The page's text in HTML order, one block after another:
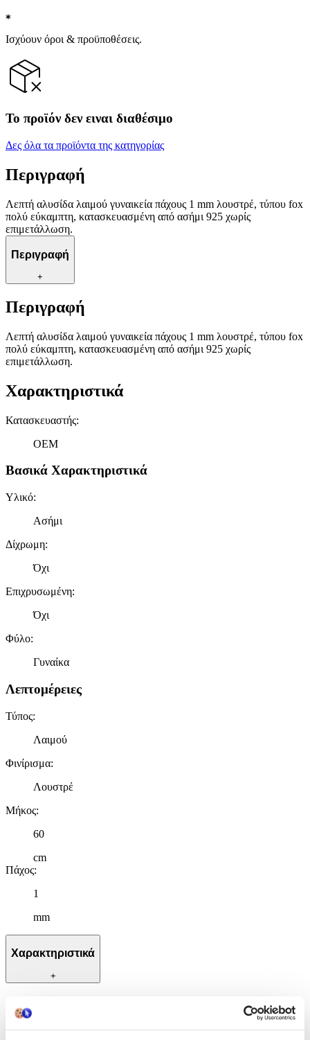
Ισχύουν όροι & προϋποθέσεις.
Το προϊόν δεν ειναι διαθέσιμο
Δες όλα τα προϊόντα της κατηγορίας
Περιγραφή
Λεπτή αλυσίδα λαιμού γυναικεία πάχους 1 mm λουστρέ, τύπου fox
πολύ εύκαμπτη, κατασκευασμένη από ασήμι 925 χωρίς
επιμετάλλωση.
Περιγραφή
+
Περιγραφή
Λεπτή αλυσίδα λαιμού γυναικεία πάχους 1 mm λουστρέ, τύπου fox
πολύ εύκαμπτη, κατασκευασμένη από ασήμι 925 χωρίς
επιμετάλλωση.
Χαρακτηριστικά
Κατασκευαστής:
OEM
Βασικά Χαρακτηριστικά
Υλικό:
Ασήμι
Δίχρωμη:
Όχι
Επιχρυσωμένη:
Όχι
Φύλο:
Γυναίκα
Λεπτομέρειες
Τύπος:
Λαιμού
Φινίρισμα:
Λουστρέ
Μήκος:
60
cm
Πάχος:
1
mm
Χαρακτηριστικά
+
Χαρακτηριστικά